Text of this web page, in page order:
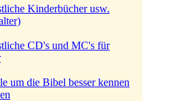
Kinderbücher usw.
CD's und MC's für
um die Bibel besser kennen